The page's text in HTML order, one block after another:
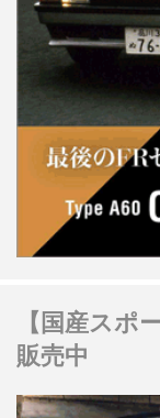
【国産スポ
販売中